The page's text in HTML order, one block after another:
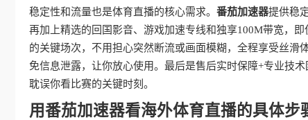
稳定性和流量也是体育直播的核心需求。 番茄加速器提供稳
再加上精选的回国影音、游戏加速专线和独享100M带宽，
的关键场次，不用担心突然断流或画面模糊，全程享受丝
免信息泄露，让你放心使用。最后是售后实时保障+专业技
耽误你看比赛的关键时刻。
用番茄加速器看海外体育直播的具体步